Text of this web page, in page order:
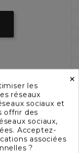
×
les
réseaux
sociaux et
offrir des
sociaux,
Acceptez-
associées
?